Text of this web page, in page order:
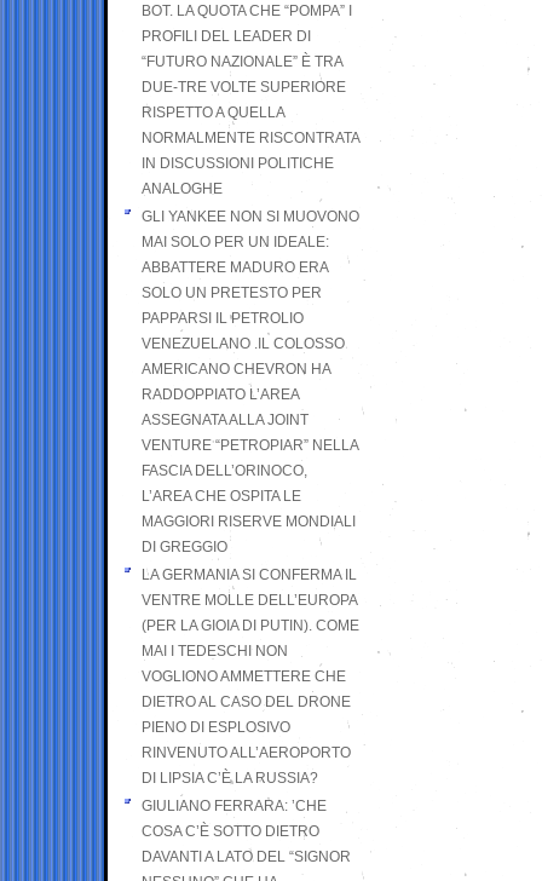
BOT. LA QUOTA CHE “POMPA” I
PROFILI DEL LEADER DI
“FUTURO NAZIONALE” È TRA
DUE-TRE VOLTE SUPERIORE
RISPETTO A QUELLA
NORMALMENTE RISCONTRATA
IN DISCUSSIONI POLITICHE
ANALOGHE
GLI YANKEE NON SI MUOVONO
MAI SOLO PER UN IDEALE:
ABBATTERE MADURO ERA
SOLO UN PRETESTO PER
PAPPARSI IL PETROLIO
VENEZUELANO .IL COLOSSO
AMERICANO CHEVRON HA
RADDOPPIATO L’AREA
ASSEGNATA ALLA JOINT
VENTURE “PETROPIAR” NELLA
FASCIA DELL’ORINOCO,
L’AREA CHE OSPITA LE
MAGGIORI RISERVE MONDIALI
DI GREGGIO
LA GERMANIA SI CONFERMA IL
VENTRE MOLLE DELL’EUROPA
(PER LA GIOIA DI PUTIN). COME
MAI I TEDESCHI NON
VOGLIONO AMMETTERE CHE
DIETRO AL CASO DEL DRONE
PIENO DI ESPLOSIVO
RINVENUTO ALL’AEROPORTO
DI LIPSIA C’È LA RUSSIA?
GIULIANO FERRARA: ’CHE
COSA C’È SOTTO DIETRO
DAVANTI A LATO DEL “SIGNOR